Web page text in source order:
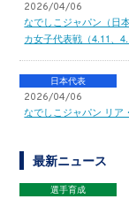
2026/04/06
なでしこジャパン（日
カ女子代表戦（4.11、
日本代表
2026/04/06
なでしこジャパン リ
最新ニュース
選手育成